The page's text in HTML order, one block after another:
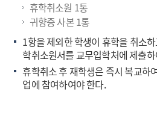
휴학취소원 1통
귀향증 사본 1통
1항을 제외한 학생이 휴학을 취소
학취소원서를 교무입학처에 제출
휴학취소 후 재학생은 즉시 복교하
업에 참여하여야 한다.